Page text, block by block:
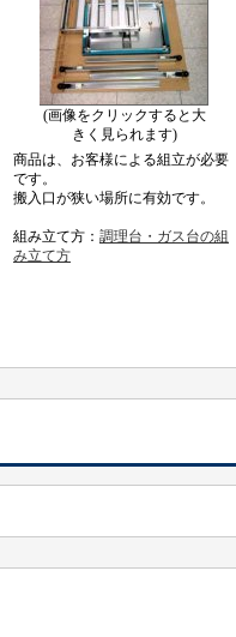
(画像をクリックすると大
きく見られます)
商品は、お客様による組立が必要
です。
搬入口が狭い場所に有効です。
組み立て方： 調理台・ガス台の組
み立て方